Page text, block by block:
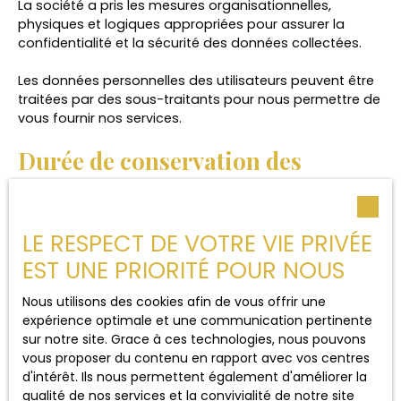
La société a pris les mesures organisationnelles,
physiques et logiques appropriées pour assurer la
confidentialité et la sécurité des données collectées.
Les données personnelles des utilisateurs peuvent être
traitées par des sous-traitants pour nous permettre de
vous fournir nos services.
Durée de conservation des
données
Nous conservons vos données uniquement le temps
nécessaire pour les finalités poursuivies, conformément
aux prescriptions légales.
Droits des utilisateurs
Conformément à la réglementation européenne et à la
loi Informatique et libertés du 6 janvier 1978, les
internautes dont les données personnelles sont traitées
LE RESPECT DE VOTRE VIE PRIVÉE
EST UNE PRIORITÉ POUR NOUS
Nous utilisons des cookies afin de vous offrir une
expérience optimale et une communication pertinente
sur notre site. Grace à ces technologies, nous pouvons
vous proposer du contenu en rapport avec vos centres
d'intérêt. Ils nous permettent également d'améliorer la
qualité de nos services et la convivialité de notre site